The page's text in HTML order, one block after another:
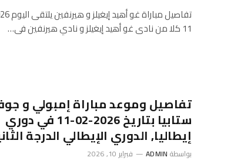
11 كلا من نادى غو أهيد إيغيلز و نادي هيرنفين فى…
تفاصيل وموعد مباراة إمبولي و
ستابيا بتاريخ 2026-02-11 في دوري
إيطاليا, الدوري الإيطالي الدرجة
بواسطة ADMIN فبراير 10, 2026